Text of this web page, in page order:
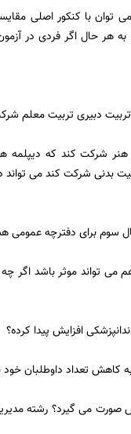
نمی توان با کنکور اصلی
هر حال اگر فردی در
تربیت دبیری تربیت معلم
شرکت کند که دیپلمه
بدنی شرکت کند می
سوم برای دفترچه
افزایش پیدا کرده؟
کاهش تعداد داوطلبان
صورت می گیرد؟ رشته